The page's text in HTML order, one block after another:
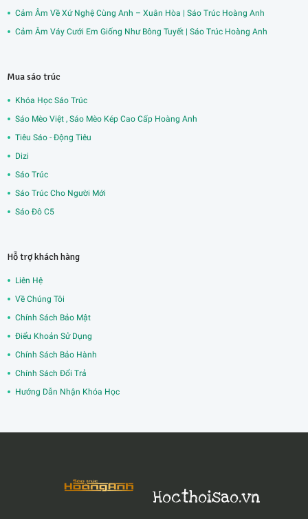
Cảm Âm Về Xứ Nghệ Cùng Anh – Xuân Hòa | Sáo Trúc Hoàng Anh
Cảm Âm Váy Cưới Em Giống Như Bông Tuyết | Sáo Trúc Hoàng Anh
Mua sáo trúc
Khóa Học Sáo Trúc
Sáo Mèo Việt , Sáo Mèo Kép Cao Cấp Hoàng Anh
Tiêu Sáo - Động Tiêu
Dizi
Sáo Trúc
Sáo Trúc Cho Người Mới
Sáo Đô C5
Hỗ trợ khách hàng
Liên Hệ
Về Chúng Tôi
Chính Sách Bảo Mật
Điểu Khoản Sử Dụng
Chính Sách Bảo Hành
Chính Sách Đổi Trả
Hướng Dẫn Nhận Khóa Học
Hocthoisao.vn